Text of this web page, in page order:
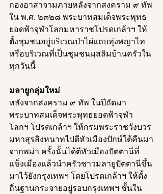
กองอาสาจามภายหลังจากสงคราม ๙ ทัพ
ใน พ.ศ. ๒๓๒๘ พระบาทสมเด็จพระพุทธ
ยอดฟ้าจุฬาโลกมหาราชโปรดเกล้าฯ ให้
ตั้งชุมชนอยู่บริเวณป่าไผ่แถบทุ่งพญาไท
หรือบริเวณที่เป็นชุมชนมุสลิมบ้านครัวใน
ทุกวันนี้
มลายูกลุ่มใหม่
หลังจากสงคราม ๙ ทัพ ในปีถัดมา
พระบาทสมเด็จพระพุทธยอดฟ้าจุฬา
โลกฯ โปรดเกล้าฯ ให้กรมพระราชวังบวร
มหาสุรสิงหนาทไปตีหัวเมืองปักษ์ใต้คืนมา
จากพม่า ครั้งนั้นได้ตีหัวเมืองปัตตานีที่
แข็งเมืองแล้วนำครัวชาวมลายูปัตตานีขึ้น
มาไว้ยังกรุงเทพฯ โดยโปรดเกล้าฯ ให้ตั้ง
ถิ่นฐานกระจายอยู่รอบกรุงเทพฯ ชั้นใน